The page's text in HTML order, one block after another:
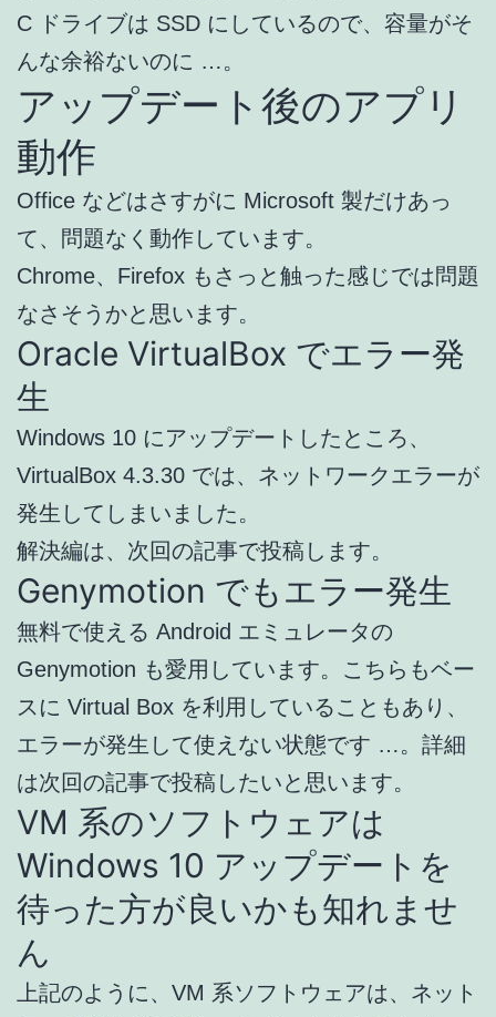
C ドライブは SSD にしているので、容量がそ
んな余裕ないのに …。
アップデート後のアプリ
動作
Office などはさすがに Microsoft 製だけあっ
て、問題なく動作しています。
Chrome、Firefox もさっと触った感じでは問題
なさそうかと思います。
Oracle VirtualBox でエラー発
生
Windows 10 にアップデートしたところ、
VirtualBox 4.3.30 では、ネットワークエラーが
発生してしまいました。
解決編は、次回の記事で投稿します。
Genymotion でもエラー発生
無料で使える Android エミュレータの
Genymotion も愛用しています。こちらもベー
スに Virtual Box を利用していることもあり、
エラーが発生して使えない状態です …。詳細
は次回の記事で投稿したいと思います。
VM 系のソフトウェアは
Windows 10 アップデートを
待った方が良いかも知れませ
ん
上記のように、VM 系ソフトウェアは、ネット